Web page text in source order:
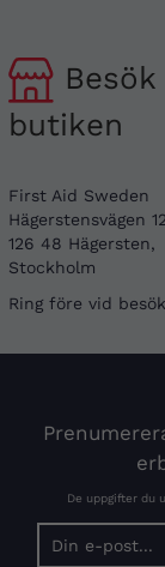
Besök
butiken
First Aid Sweden
Hägerstensvägen
126 48 Hägersten,
Stockholm
Ring före vid besök
De uppgifter du